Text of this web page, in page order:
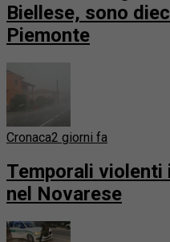
Biellese, sono
Piemonte
Cronaca2 giorni fa
Temporali violenti
nel Novarese